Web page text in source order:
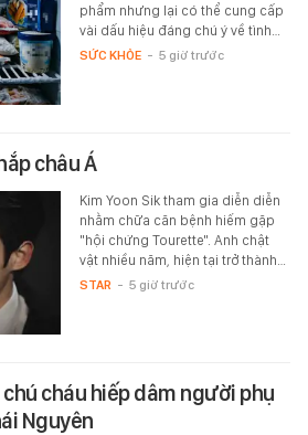
phẩm nhưng lại có thể cung cấp
vài dấu hiệu đáng chú ý về tình…
SỨC KHỎE - 5 giờ trước
châu Á
Kim Yoon Sik tham gia diễn diễn
nhằm chữa căn bệnh hiếm gặp
"hội chứng Tourette". Anh chật
vật nhiều năm, hiện tại trở thành…
STAR - 5 giờ trước
cháu hiếp dâm người phụ
Nguyên